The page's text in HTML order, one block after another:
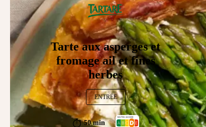
Tarte aux asperges et
fromage ail et fines
herbes
ENTRÉE
50 min